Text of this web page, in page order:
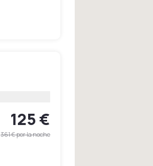
125 €
361 €por la noche